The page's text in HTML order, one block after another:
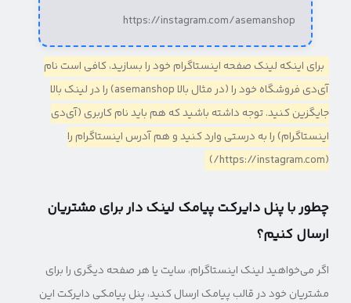
https://instagram.com/asemanshop
برای اینکه لینک صفحه اینستاگرام خود را بسازید، کافی است نام
آی‌دی فروشگاه خود را (در مثال بالا asemanshop) را در لینک بالا
جایگزین کنید. توجه داشته باشید که هم باید نام کاربری (آی‌دی
اینستاگرام) را به درستی وارد کنید و هم آدرس اینستاگرام را
(https://instagram.com/)
چطور با پنل دایرکت پیامک لینک دار برای مشتریان
ارسال کنیم؟
اگر می‌خواهید لینک اینستاگرام، سایت یا هر صفحه دیگری را برای
مشتریان خود در قالب پیامک ارسال کنید، پنل پیامکی دایرکت این